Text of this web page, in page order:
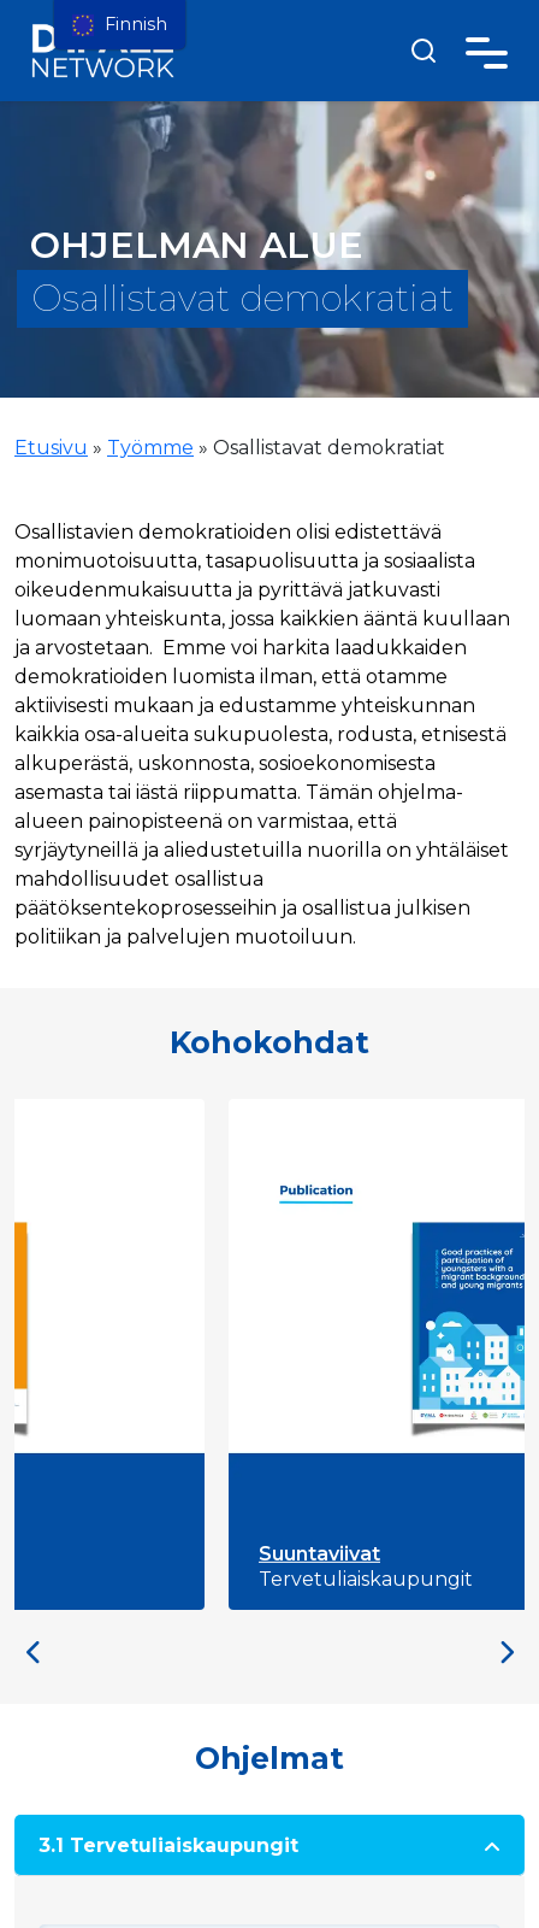
OHJELMAN ALUE
Osallistavat demokratiat
Etusivu » Työmme » Osallistavat demokratiat
Osallistavien demokratioiden olisi edistettävä
monimuotoisuutta, tasapuolisuutta ja sosiaalista
oikeudenmukaisuutta ja pyrittävä jatkuvasti
luomaan yhteiskunta, jossa kaikkien ääntä kuullaan
ja arvostetaan. Emme voi harkita laadukkaiden
demokratioiden luomista ilman, että otamme
aktiivisesti mukaan ja edustamme yhteiskunnan
kaikkia osa-alueita sukupuolesta, rodusta, etnisestä
alkuperästä, uskonnosta, sosioekonomisesta
asemasta tai iästä riippumatta. Tämän ohjelma-
alueen painopisteenä on varmistaa, että
syrjäytyneillä ja aliedustetuilla nuorilla on yhtäläiset
mahdollisuudet osallistua
päätöksentekoprosesseihin ja osallistua julkisen
politiikan ja palvelujen muotoiluun.
Kohokohdat
Suuntaviivat
Tervetuliaiskaupungit
Ohjelmat
3.1 Tervetuliaiskaupungit
Finnish